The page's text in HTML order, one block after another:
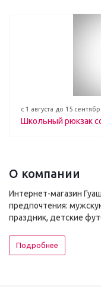
с 1 августа до 15
Школьный рюкзак
О компании
Интернет-магазин
предпочтения:
праздник, детские
Подробнее